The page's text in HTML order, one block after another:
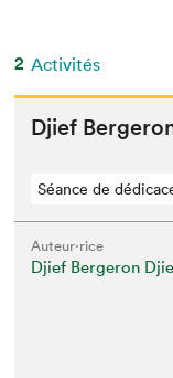
2 Activités
Djief
Séance de
Auteur·rice
Djief Bergeron